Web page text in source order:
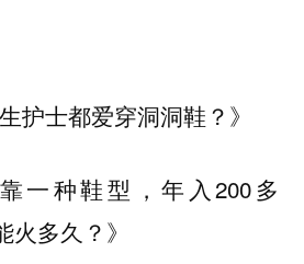
护士都爱穿洞洞鞋？》
一种鞋型，年入200多
火多久？》